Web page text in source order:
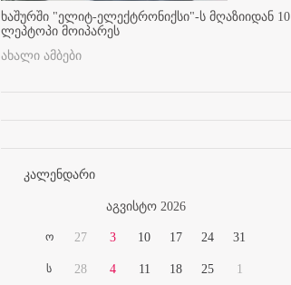
ხაშურში "ელიტ-ელექტრონიქსი"-ს მღაზიიდან 10
ლეპტოპი მოიპარეს
ახალი ამბები
კალენდარი
აგვისტო 2026
ო
ს
27
28
3
4
10
11
17
18
24
25
31
1